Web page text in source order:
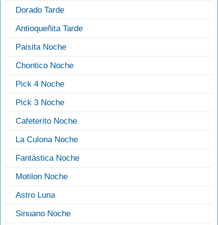
Dorado Tarde
Antioqueñita Tarde
Paisita Noche
Chontico Noche
Pick 4 Noche
Pick 3 Noche
Cafeterito Noche
La Culona Noche
Fantástica Noche
Motilon Noche
Astro Luna
Sinuano Noche